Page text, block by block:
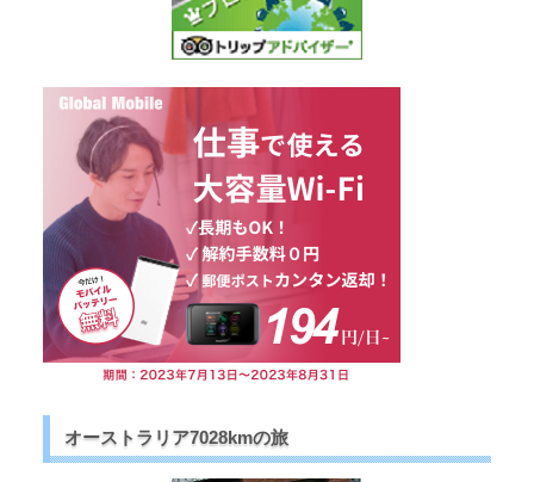
オーストラリア7028kmの旅